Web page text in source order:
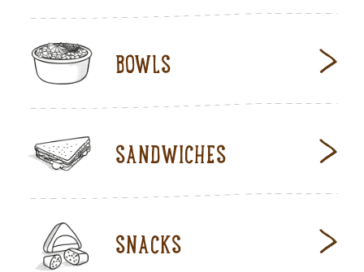
BOWLS
SANDWICHES
SNACKS